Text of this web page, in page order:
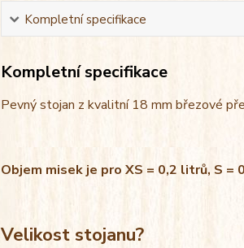
Kompletní specifikace
Kompletní specifikace
Pevný stojan z kvalitní 18 mm březové
Objem misek je pro XS = 0,2 litrů, S
Velikost stojanu?